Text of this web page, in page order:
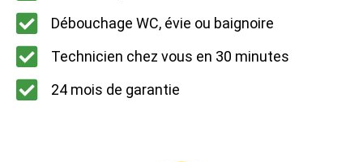
Débouchage WC, évie ou baignoire
Technicien chez vous en 30 minutes
24 mois de garantie